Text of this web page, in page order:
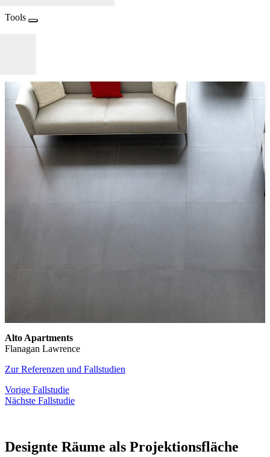
Tools
Alto Apartments
Flanagan Lawrence
Zur Referenzen und Fallstudien
Vorige Fallstudie
Nächste Fallstudie
Designte Räume als Projektionsfläche